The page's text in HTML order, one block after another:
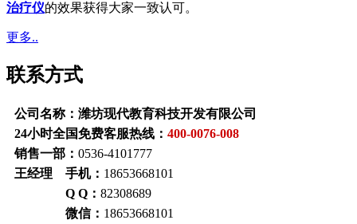
治疗仪的效果获得大家一致认可。
更多..
联系方式
公司名称：潍坊现代教育科技开发有限公司
24小时全国免费客服热线： 400-0076-008
销售一部： 0536-4101777
王经理 手机： 18653668101
Q Q： 82308689
微信： 18653668101